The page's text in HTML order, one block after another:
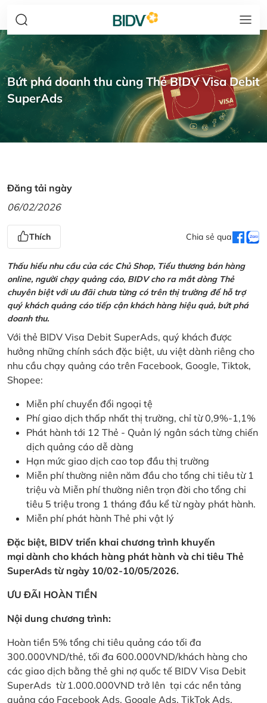
Bứt phá doanh thu cùng Thẻ BIDV Visa Debit
SuperAds
Đăng tải ngày
06/02/2026
Thích Chia sẻ qua
Thấu hiểu nhu cầu của các Chủ Shop, Tiểu thương bán hàng
online, người chạy quảng cáo, BIDV cho ra mắt dòng Thẻ
chuyên biệt với ưu đãi chưa từng có trên thị trường để hỗ trợ
quý khách quảng cáo tiếp cận khách hàng hiệu quả, bứt phá
doanh thu.
Với thẻ BIDV Visa Debit SuperAds, quý khách được
hưởng những chính sách đặc biệt, ưu việt dành riêng cho
nhu cầu chạy quảng cáo trên Facebook, Google, Tiktok,
Shopee:
Miễn phí chuyển đổi ngoại tệ
Phí giao dịch thấp nhất thị trường, chỉ từ 0,9%-1,1%
Phát hành tới 12 Thẻ - Quản lý ngân sách từng chiến
dịch quảng cáo dễ dàng
Hạn mức giao dịch cao top đầu thị trường
Miễn phí thường niên năm đầu cho tổng chi tiêu từ 1
triệu và Miễn phí thường niên trọn đời cho tổng chi
tiêu 5 triệu trong 1 tháng đầu kể từ ngày phát hành.
Miễn phí phát hành Thẻ phi vật lý
Đặc biệt, BIDV triển khai chương trình khuyến
mại dành cho khách hàng phát hành và chi tiêu Thẻ
SuperAds từ ngày 10/02-10/05/2026.
ƯU ĐÃI HOÀN TIỀN
Nội dung chương trình:
Hoàn tiền 5% tổng chi tiêu quảng cáo tối đa
300.000VND/thẻ, tối đa 600.000VND/khách hàng cho
các giao dịch bằng thẻ ghi nợ quốc tế BIDV Visa Debit
SuperAds từ 1.000.000VND trở lên tại các nền tảng
quảng cáo Facebook Ads, Google Ads, TikTok Ads,